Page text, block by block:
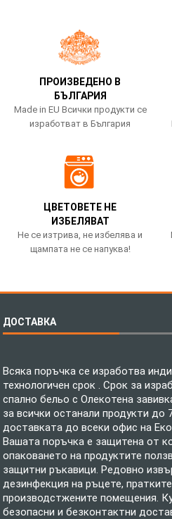
ПРОИЗВЕДЕНО В
БЪЛГАРИЯ
Made in EU Всички продукти се
изработват в България
ЦВЕТОВЕТЕ НЕ
ИЗБЕЛЯВАТ
Не се изтрива, не избелява и
щампата не се напуква!
ДОСТАВКА
Всяка поръчка се изработва
технологичен срок . Срок за
спално бельо с Олекотена
за всички останали продукти до
доставката до всеки офис на
Вашата поръчка е защитена от
опаковането на продуктите
защитни ръкавици. Редовно
дезинфекция на ръцете,
производстжените помещения.
безопасни и безконтактни